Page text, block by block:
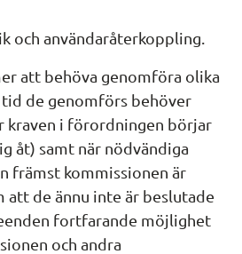
och användaråterkoppling.
att behöva genomföra olika
de genomförs behöver
kraven i förordningen börjar
åt) samt när nödvändiga
främst kommissionen är
att de ännu inte är beslutade
fortfarande möjlighet
och andra